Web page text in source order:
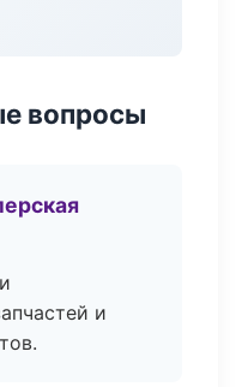
вопросы
и